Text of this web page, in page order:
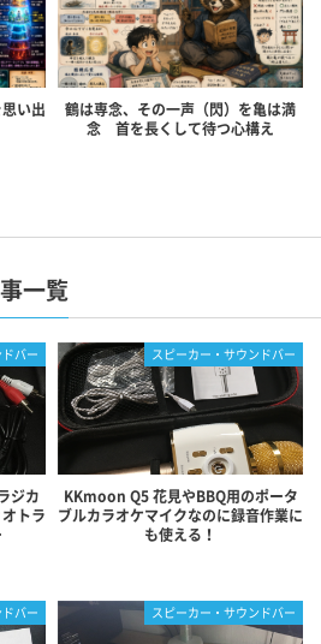
い出
鶴は専念、その一声（閃）を亀は満
念 首を長くして待つ心構え
一覧
バー
ジカ
トラ
スピーカー・サウンドバー
KKmoon Q5 花見やBBQ用のポータ
ブルカラオケマイクなのに録音作業に
も使える！
バー スピーカー・サウンドバー